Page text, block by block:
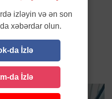
şəbəkələrdə paylaşın
izləyin və ən son
xəbərdar olun.
da İzlə
da İzlə